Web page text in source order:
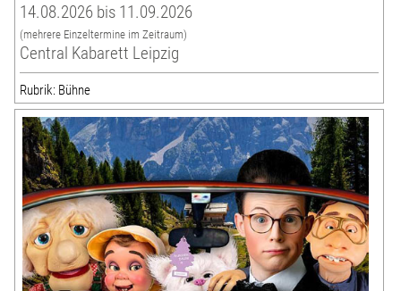
14.08.2026 bis 11.09.2026
(mehrere Einzeltermine im Zeitraum)
Central Kabarett Leipzig
Rubrik: Bühne